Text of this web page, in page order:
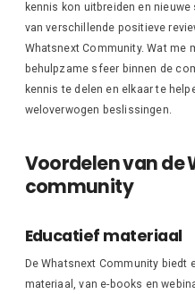
kennis kon uitbreiden en
van verschillende positieve
Whatsnext Community. Wat me
behulpzame sfeer binnen de
kennis te delen en elkaar te
weloverwogen beslissingen.
Voordelen van de
community
Educatief materiaal
De Whatsnext Community
materiaal, van e-books en